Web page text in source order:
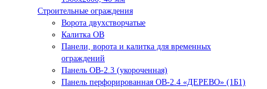
Строительные ограждения
Ворота двухстворчатые
Калитка ОВ
Панели, ворота и калитка для временных
ограждений
Панель ОВ-2.3 (укороченная)
Панель перфорированная ОВ-2.4 «ДЕРЕВО» (1Б1)